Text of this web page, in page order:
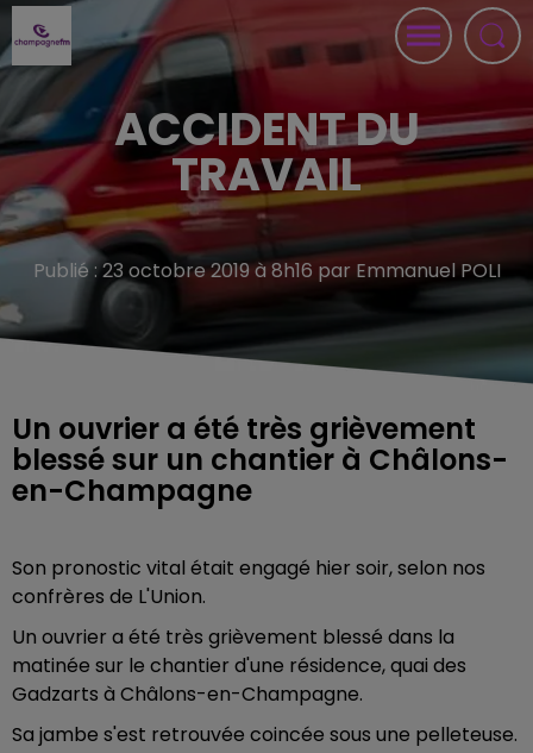
ACCIDENT DU
TRAVAIL
Publié : 23 octobre 2019 à 8h16 par Emmanuel POLI
Un ouvrier a été très grièvement
blessé sur un chantier à Châlons-
en-Champagne
Son pronostic vital était engagé hier soir, selon nos
confrères de L'Union.
Un ouvrier a été très grièvement blessé dans la
matinée sur le chantier d'une résidence, quai des
Gadzarts à Châlons-en-Champagne.
Sa jambe s'est retrouvée coincée sous une pelleteuse.